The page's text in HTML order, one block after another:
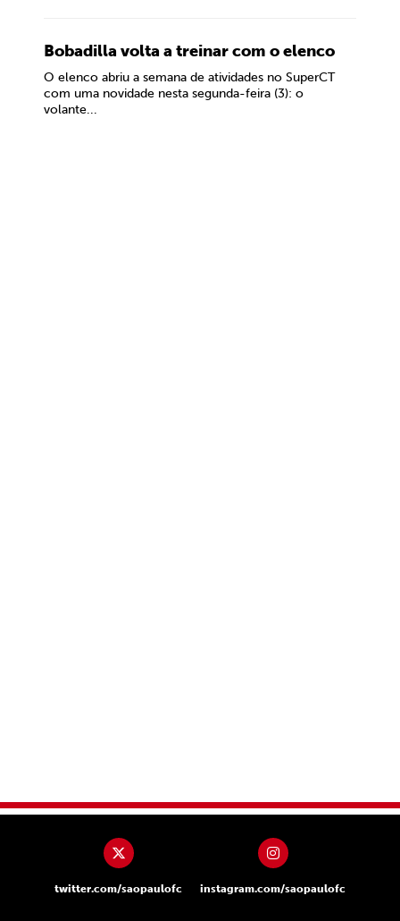
Bobadilla volta a treinar com o elenco
O elenco abriu a semana de atividades no SuperCT
com uma novidade nesta segunda-feira (3): o
volante...
twitter.com/saopaulofc instagram.com/saopaulofc